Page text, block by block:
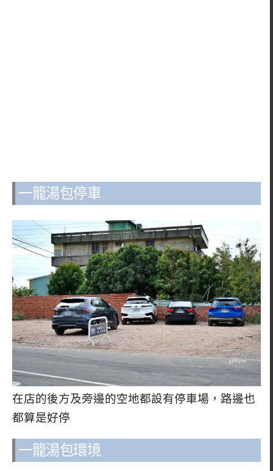
一籠湯包停車
在店的後方及旁邊的空地都設有停車場，路邊也
都算是好停
一籠湯包環境